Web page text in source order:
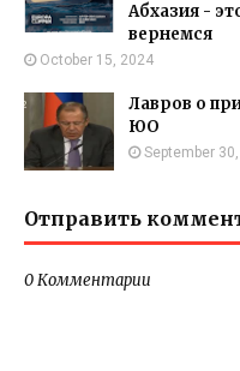
Абхазия -
вернемся
October 15, 2024
Лавров о
ЮО
September
Отправить
0 Комментарии